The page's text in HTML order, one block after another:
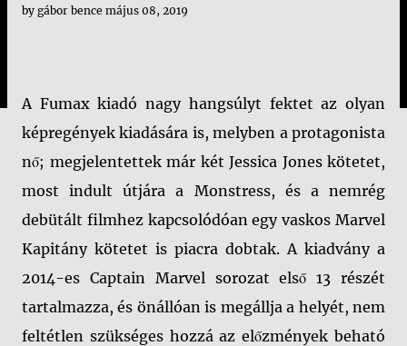
by gábor bence május 08, 2019
A Fumax kiadó nagy hangsúlyt fektet az olyan
képregények kiadására is, melyben a protagonista
nő; megjelentettek már két Jessica Jones kötetet,
most indult útjára a Monstress, és a nemrég
debütált filmhez kapcsolódóan egy vaskos Marvel
Kapitány kötetet is piacra dobtak. A kiadvány a
2014-es Captain Marvel sorozat első 13 részét
tartalmazza, és önállóan is megállja a helyét, nem
feltétlen szükséges hozzá az előzmények beható